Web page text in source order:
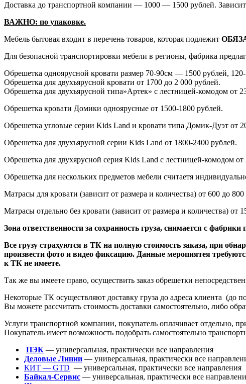
Доставка до транспортной компании — 1000 — 1500 рублей.
ВАЖНО: по упаковке.
Мебель бытовая входит в перечень товаров, которая подлежит
Для безопасной транспортировки мебели в регионы, фабрика
Обрешетка одноярусной кровати размер 70-90см — 1500 рублей,
Обрешетка для двухъярусной кровати от 1700 до 2 000 рублей.
Обрешетка для двухъярусной типа»Артек» с лестницей-комодом от
Обрешетка кровати Домики одноярусные от 1500-1800 рублей.
Обрешетка угловые серии Kids Land и кровати типа Домик-Дуэт от
Обрешетка для двухъярусной серии Kids Land от 1800-2400 рублей.
Обрешетка для двухярусной серия Kids Land с лестницей-комодом от
Обрешетка для нескольких предметов мебели считаетя
Матрасы для кровати (зависит от размера и количества) от 600 до
Матрасы отдельно без кровати (зависит от размера и
Зона ответственности за сохранность груза, снимается с
Все грузу страхуются в ТК на полную стоимость заказа, при
произвести фото и видео фиксацию. Данные меропиятея
к ТК не имеете.
Так же вы имеете право, осуществить заказ обрешетки
Некоторые ТК осуществляют доставку груза до адреса клиента (до
Вы можете рассчитать стоимость доставки самостоятельно, либо
Услуги транспортной компании, покупатель оплачивает отдельно,
Покупатель имеет возможность подобрать самостоятельно
ПЭК — универсальная, практически все направления
Деловые Линии — универсальная, практически все
КИТ — GTD — универсальная, практически все направления
Байкал-Сервис — универсальная, практически все